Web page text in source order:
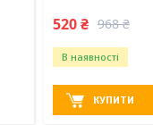
520 ₴ 968 ₴
В наявності
КУПИТИ